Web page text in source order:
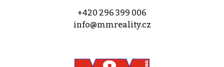
+420 296 399 006
info@mmreality.cz